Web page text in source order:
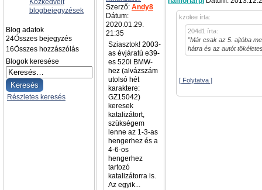
Közkedvelt
blogbejegyzések
Blog adatok
24Összes bejegyzés
16Összes hozzászólás
Blogok keresése
Részletes keresés
Szerző: Andy8
Dátum:
2020.01.29.
21:35
Sziasztok! 2003-
as évjáratú e39-
es 520i BMW-
hez (alvázszám
utolsó hét
karaktere:
GZ15042)
keresek
katalizátort,
szükségem
lenne az 1-3-as
hengerhez és a
4-6-os
hengerhez
tartozó
katalizátorra is.
Az egyik...
kzolee írta:
204d1 írta:
"Már csak az 5. ajtóba
hátra és az autót
[ Folytatva ]